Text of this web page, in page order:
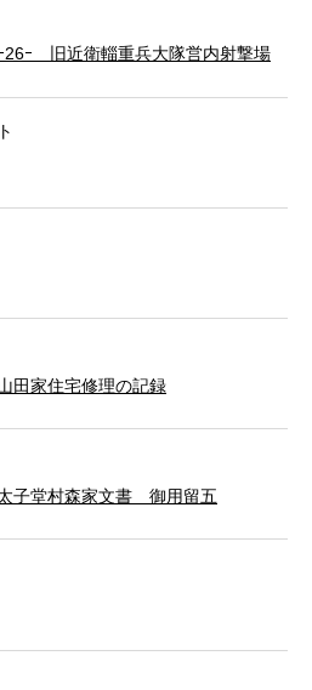
26ｰ 旧近衛輜重兵大隊営内射撃場
田家住宅修理の記録
堂村森家文書 御用留五